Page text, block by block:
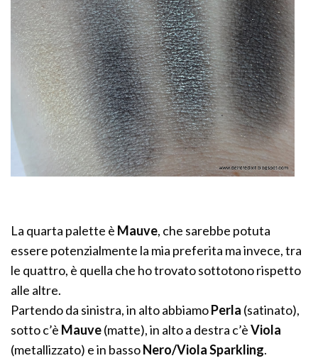
La quarta palette è Mauve, che sarebbe potuta
essere potenzialmente la mia preferita ma invece, tra
le quattro, è quella che ho trovato sottotono rispetto
alle altre.
Partendo da sinistra, in alto abbiamoPerla (satinato),
sotto c’è Mauve(matte), in alto a destra c’èViola
(metallizzato) e in bassoNero/Viola Sparkling.